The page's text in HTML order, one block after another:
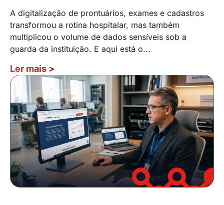
A digitalização de prontuários, exames e cadastros
transformou a rotina hospitalar, mas também
multiplicou o volume de dados sensíveis sob a
guarda da instituição. E aqui está o...
Ler mais >